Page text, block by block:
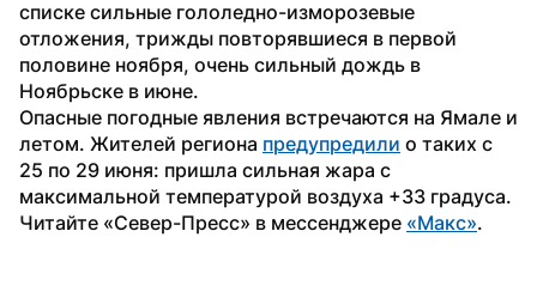
списке сильные гололедно-изморозевые
отложения, трижды повторявшиеся в первой
половине ноября, очень сильный дождь в
Ноябрьске в июне.
Опасные погодные явления встречаются на Ямале и
летом. Жителей региона предупредили о таких с
25 по 29 июня: пришла сильная жара с
максимальной температурой воздуха +33 градуса.
Читайте «Север-Пресс» в мессенджере «Макс».